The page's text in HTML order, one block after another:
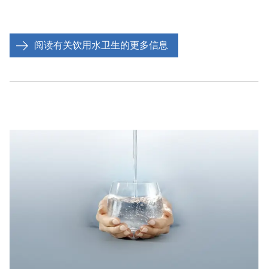
阅读有关饮用水卫生的更多信息